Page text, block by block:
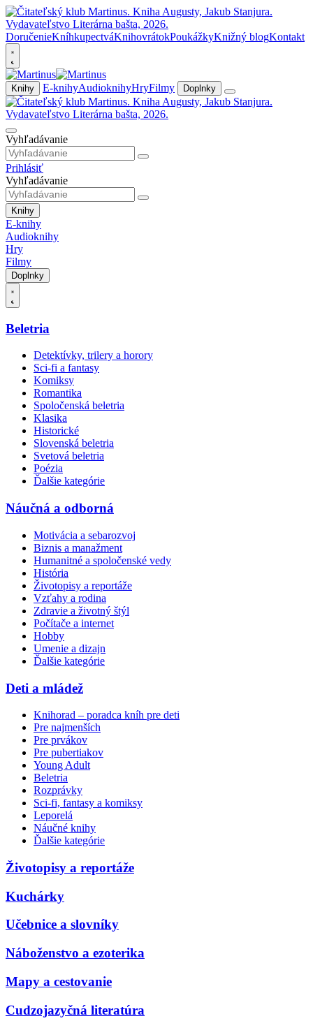
DoručenieKníhkupectváKnihovrátokPoukážkyKnižný blogKontakt
Knihy E-knihyAudioknihyHryFilmy Doplnky
Vyhľadávanie
Prihlásiť
Vyhľadávanie
Knihy
E-knihy
Audioknihy
Hry
Filmy
Doplnky
Beletria
Detektívky, trilery a horory
Sci-fi a fantasy
Komiksy
Romantika
Spoločenská beletria
Klasika
Historické
Slovenská beletria
Svetová beletria
Poézia
Ďalšie kategórie
Náučná a odborná
Motivácia a sebarozvoj
Biznis a manažment
Humanitné a spoločenské vedy
História
Životopisy a reportáže
Vzťahy a rodina
Zdravie a životný štýl
Počítače a internet
Hobby
Umenie a dizajn
Ďalšie kategórie
Deti a mládež
Knihorad – poradca kníh pre deti
Pre najmenších
Pre prvákov
Pre pubertiakov
Young Adult
Beletria
Rozprávky
Sci-fi, fantasy a komiksy
Leporelá
Náučné knihy
Ďalšie kategórie
Životopisy a reportáže
Kuchárky
Učebnice a slovníky
Náboženstvo a ezoterika
Mapy a cestovanie
Cudzojazyčná literatúra